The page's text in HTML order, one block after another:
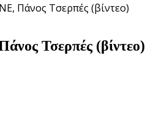
Πάνος Τσερπές (βίντεο)
Τσερπές (βίντεο)